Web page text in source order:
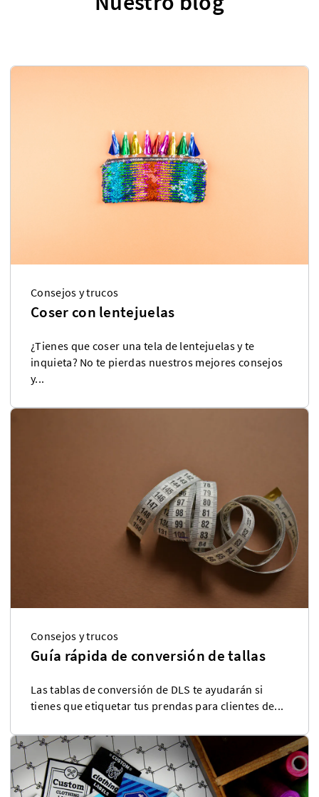
Consejos y trucos
Coser con lentejuelas
¿Tienes que coser una tela de lentejuelas y te
inquieta? No te pierdas nuestros mejores consejos
y...
Consejos y trucos
Guía rápida de conversión de tallas
Las tablas de conversión de DLS te ayudarán si
tienes que etiquetar tus prendas para clientes de...